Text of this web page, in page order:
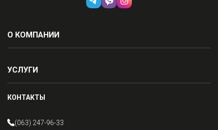
О КОМПАНИИ
УСЛУГИ
КОНТАКТЫ
(063) 247-96-33